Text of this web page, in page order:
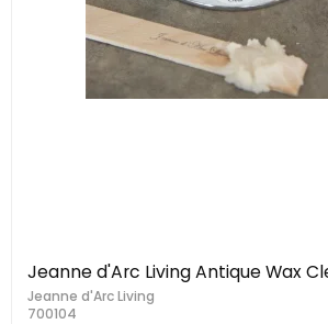
Jeanne d'Arc Living Antique Wax
Jeanne d'Arc Living
700104